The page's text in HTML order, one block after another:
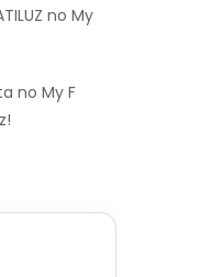
no My
no My F